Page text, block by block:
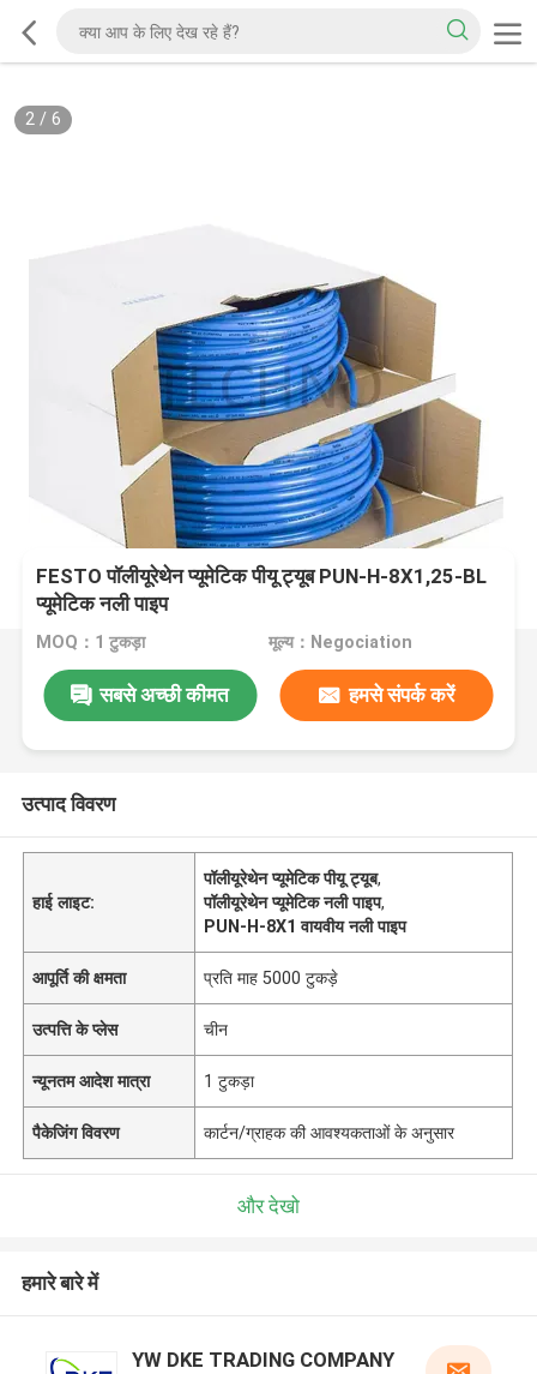
2/ 6
FESTO पॉलीयूरेथेन प्यूमेटिक पीयू ट्यूब PUN-H-8X1,25-BL
प्यूमेटिक नली पाइप
MOQ：1 टुकड़ा मूल्य：Negociation
सबसे अच्छी कीमत हमसे संपर्क करें
उत्पाद विवरण
हाई लाइट:
पॉलीयूरेथेन प्यूमेटिक पीयू ट्यूब,
पॉलीयूरेथेन प्यूमेटिक नली पाइप,
PUN-H-8X1 वायवीय नली पाइप
आपूर्ति की क्षमता प्रति माह 5000 टुकड़े
उत्पत्ति के प्लेस चीन
न्यूनतम आदेश मात्रा 1 टुकड़ा
पैकेजिंग विवरण कार्टन/ग्राहक की आवश्यकताओं के अनुसार
और देखो
हमारे बारे में
YW DKE TRADING COMPANY